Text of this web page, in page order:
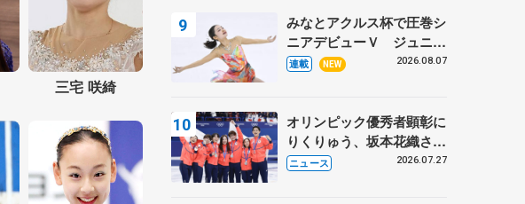
三宅 咲綺
に 小林芳子さんが振り返
るスケート人生
みなとアクルス杯で圧巻シ
ニアデビューＶ ジュニア
で４シーズン無敗の島田麻
連載 NEW 2026.08.07
オリンピック優秀者顕彰に
りくりゅう、坂本花織さ
ん、団体メンバーら 8月
ニュース 2026.07.27